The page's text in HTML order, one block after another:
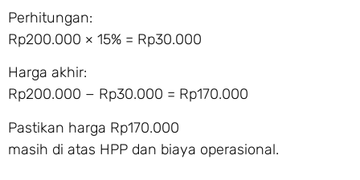
Perhitungan:
Rp200.000 × 15% = Rp30.000
Harga akhir:
Rp200.000 − Rp30.000 = Rp170.000
Pastikan harga Rp170.000
masih di atas HPP dan biaya operasional.